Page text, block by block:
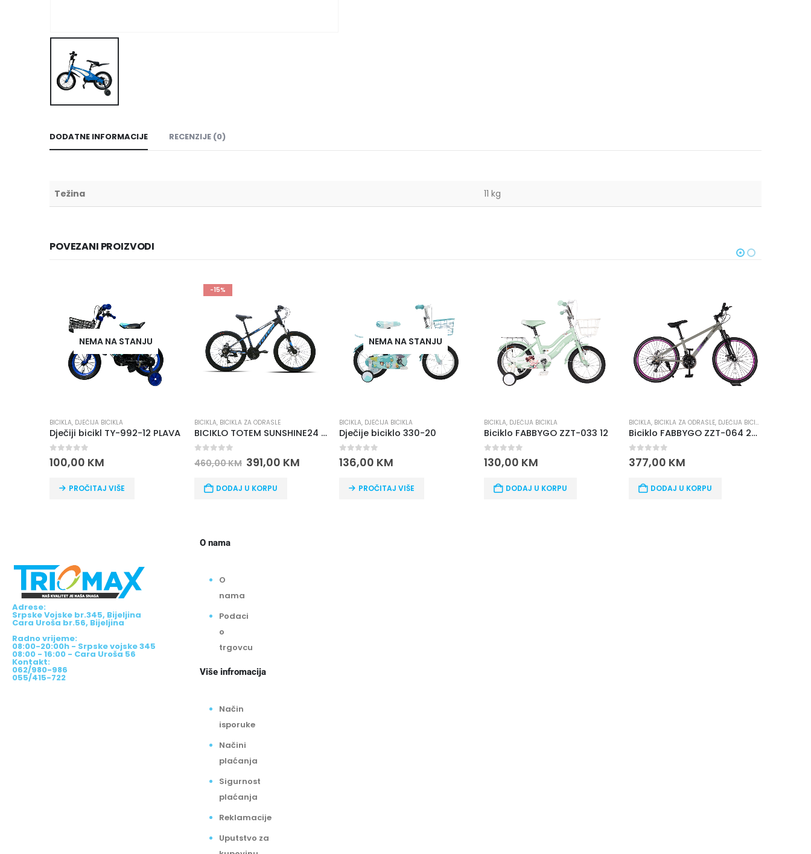
DODATNE INFORMACIJE RECENZIJE (0)
Težina 11 kg
POVEZANI PROIZVODI
NEMA NA STANJU
BICIKLA, DJEČIJA BICIKLA
Dječiji bicikl TY-992-12 PLAVA
0out of 5
100,00 KM
PROČITAJ VIŠE
-15%
BICIKLA, BICIKLA ZA ODRASLE
BICIKLO TOTEM SUNSHINE24 MTB 24” ALUMINIJUM – SHIMANO oprema
460,00KM 391,00 KM
DODAJ U KORPU
NEMA NA STANJU
BICIKLA, DJEČIJA BICIKLA
Dječije biciklo 330-20
0out of 5
136,00 KM
PROČITAJ VIŠE
BICIKLA, DJEČIJA BICIKLA
Biciklo FABBYGO ZZT-033 12
0out of 5
130,00 KM
DODAJ U KORPU
BICIKLA, BICIKLA ZA ODRASLE, DJEČIJA BICIKLA
Biciklo FABBYGO ZZT-064 24 SIV
0 out of 5
377,00 KM
DODAJ U KORPU
Adrese:
Srpske Vojske br.345, Bijeljina
Cara Uroša br.56, Bijeljina
Radno vrijeme:
08:00-20:00h - Srpske vojske 345
08:00 - 16:00 - Cara Uroša 56
Kontakt:
062/980-986
055/415-722
O nama
O
nama
Podaci
o
trgovcu
Više infromacija
Način
isporuke
Načini
plaćanja
Sigurnost
plaćanja
Reklamacije
Uputstvo za